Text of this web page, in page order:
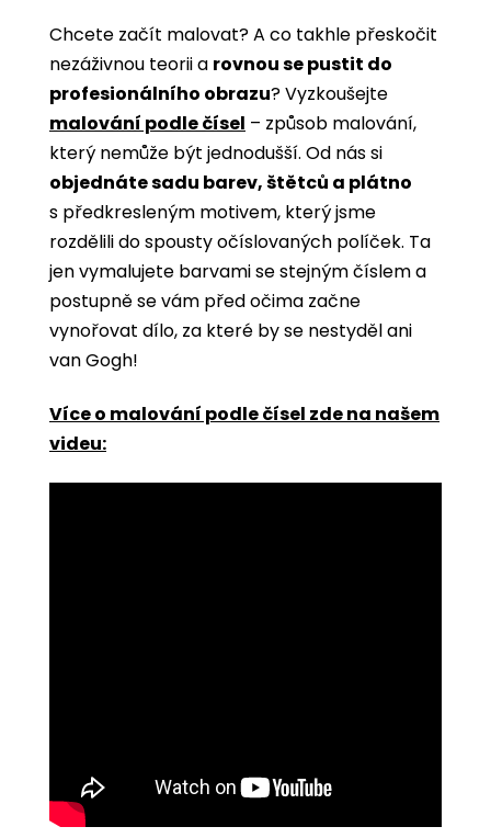
Chcete začít malovat? A co takhle přeskočit
nezáživnou teorii a rovnou se pustit do
profesionálního obrazu? Vyzkoušejte
malování podle čísel ­­– způsob malování,
který nemůže být jednodušší. Od nás si
objednáte sadu barev, štětců a plátno
s předkresleným motivem, který jsme
rozdělili do spousty očíslovaných políček. Ta
jen vymalujete barvami se stejným číslem a
postupně se vám před očima začne
vynořovat dílo, za které by se nestyděl ani
van Gogh!
Více o malování podle čísel zde na našem
videu: